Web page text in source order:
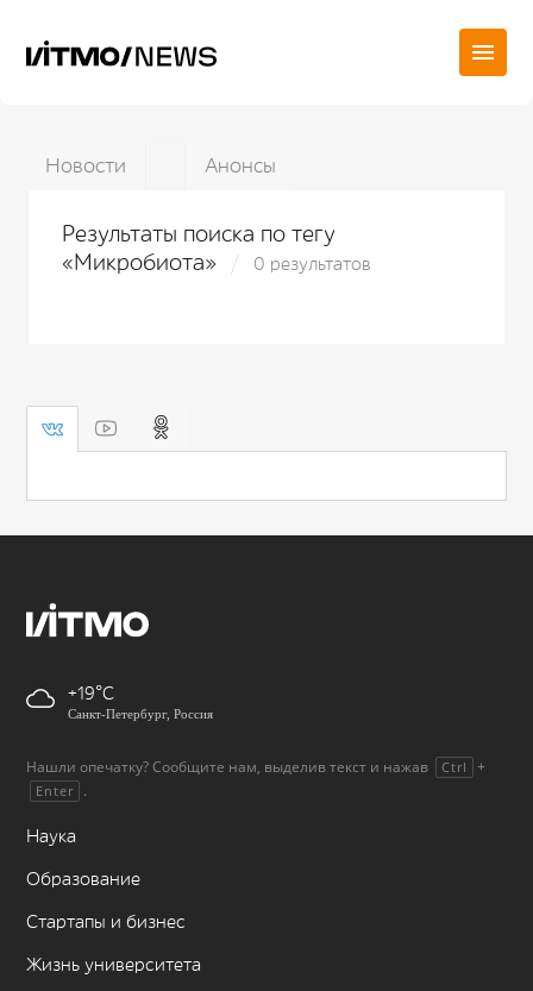
Новости Анонсы
Результаты поиска по тегу
«Микробиота»
0 результатов
+19
Санкт-Петербург, Россия
Нашли опечатку? Сообщите нам, выделив текст и нажав Ctrl +
Enter .
Наука
Образование
Стартапы и бизнес
Жизнь университета